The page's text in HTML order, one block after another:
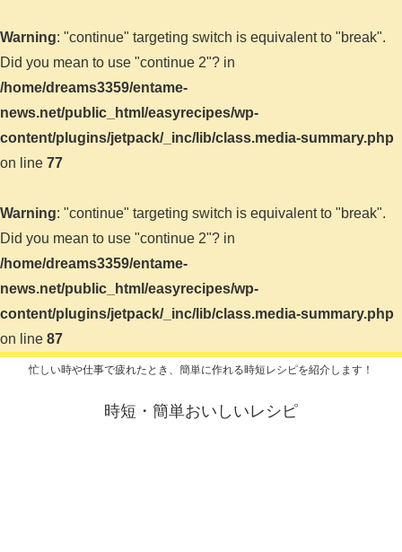
Warning: "continue" targeting switch is equivalent to "break".
Did you mean to use "continue 2"? in
/home/dreams3359/entame-
news.net/public_html/easyrecipes/wp-
content/plugins/jetpack/_inc/lib/class.media-summary.php
on line 77
Warning: "continue" targeting switch is equivalent to "break".
Did you mean to use "continue 2"? in
/home/dreams3359/entame-
news.net/public_html/easyrecipes/wp-
content/plugins/jetpack/_inc/lib/class.media-summary.php
on line 87
忙しい時や仕事で疲れたとき、簡単に作れる時短レシピを紹介します！
時短・簡単おいしいレシピ